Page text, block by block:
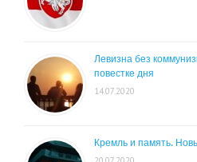
Левизна без
повестке дня
14.07.2020
Кремль и память.